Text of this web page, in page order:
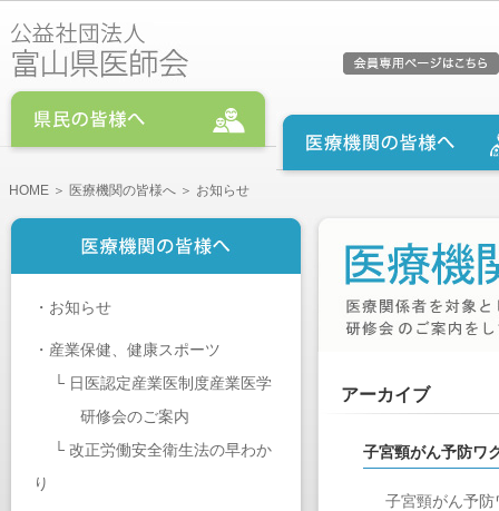
HOME ＞ 医療機関の皆様へ ＞ お知らせ
・ お知らせ
・ 産業保健、健康スポーツ
└ 日医認定産業医制度産業医学
研修会のご案内
└ 改正労働安全衛生法の早わか
り
アーカイブ
子宮頸がん予防ワ
子宮頸がん予